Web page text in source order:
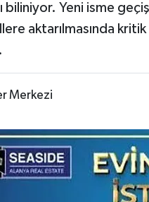
biliniyor. Yeni isme
aktarılmasında
Merkezi